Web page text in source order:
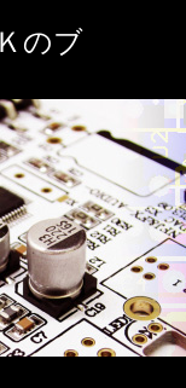
のブ